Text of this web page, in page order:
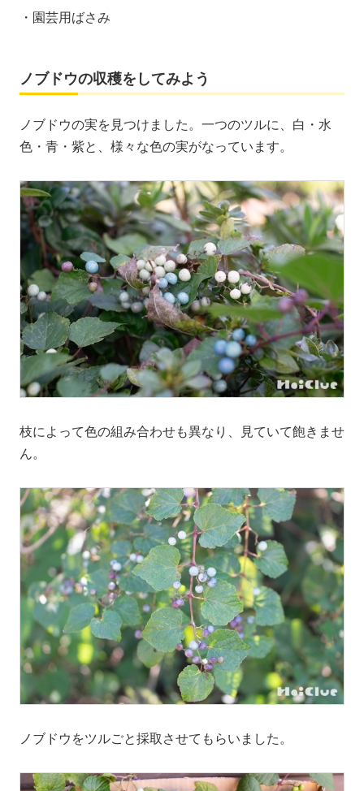
園芸用ばさみ
ノブドウの収穫をしてみよう
ノブドウの実を見つけました。一つのツルに、白・水
色・青・紫と、様々な色の実がなっています。
枝によって色の組み合わせも異なり、見ていて飽きませ
ん。
ノブドウをツルごと採取させてもらいました。